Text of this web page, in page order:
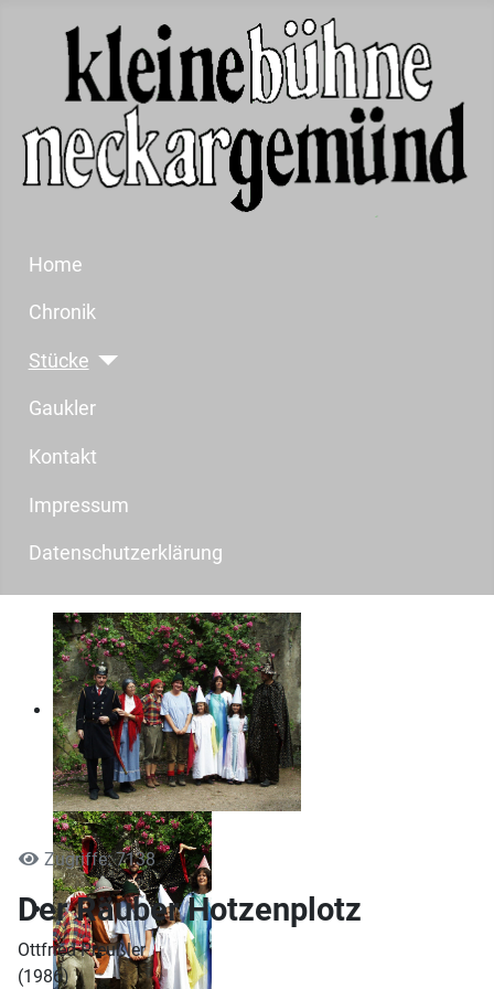
Home
Chronik
Stücke
Gaukler
Kontakt
Impressum
Datenschutzerklärung
Zugriffe: 7138
Der Räuber Hotzenplotz
Ottfried Preußler
(1986)